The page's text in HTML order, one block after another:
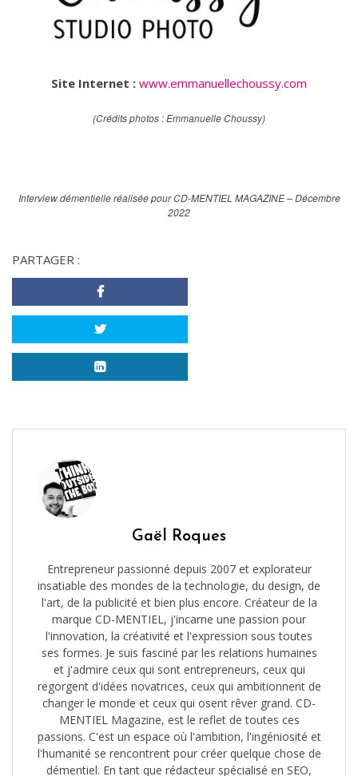
Site Internet : www.emmanuellechoussy.com
(Crédits photos : Emmanuelle Choussy)
Interview démentielle réalisée pour CD-MENTIEL MAGAZINE – Décembre
2022
PARTAGER :
Gaël Roques
Entrepreneur passionné depuis 2007 et explorateur
insatiable des mondes de la technologie, du design, de
l'art, de la publicité et bien plus encore. Créateur de la
marque CD-MENTIEL, j'incarne une passion pour
l'innovation, la créativité et l'expression sous toutes
ses formes. Je suis fasciné par les relations humaines
et j'admire ceux qui sont entrepreneurs, ceux qui
regorgent d'idées novatrices, ceux qui ambitionnent de
changer le monde et ceux qui osent rêver grand. CD-
MENTIEL Magazine, est le reflet de toutes ces
passions. C'est un espace où l'ambition, l'ingéniosité et
l'humanité se rencontrent pour créer quelque chose de
démentiel. En tant que rédacteur spécialisé en SEO,